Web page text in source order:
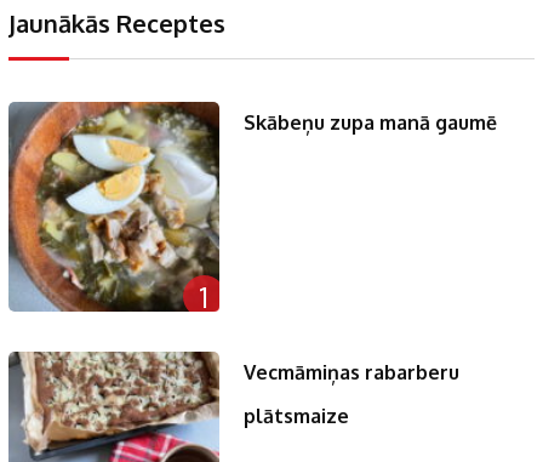
Jaunākās Receptes
1
Skābeņu zupa manā gaumē
Vecmāmiņas rabarberu
plātsmaize